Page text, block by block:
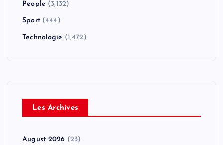
People (3,132)
Sport(444)
Technologie (1,472)
Les Archives
August 2026 (23)